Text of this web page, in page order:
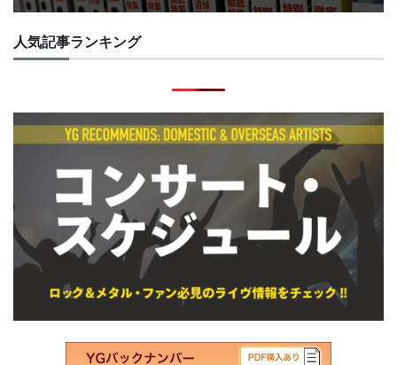
人気記事ランキング